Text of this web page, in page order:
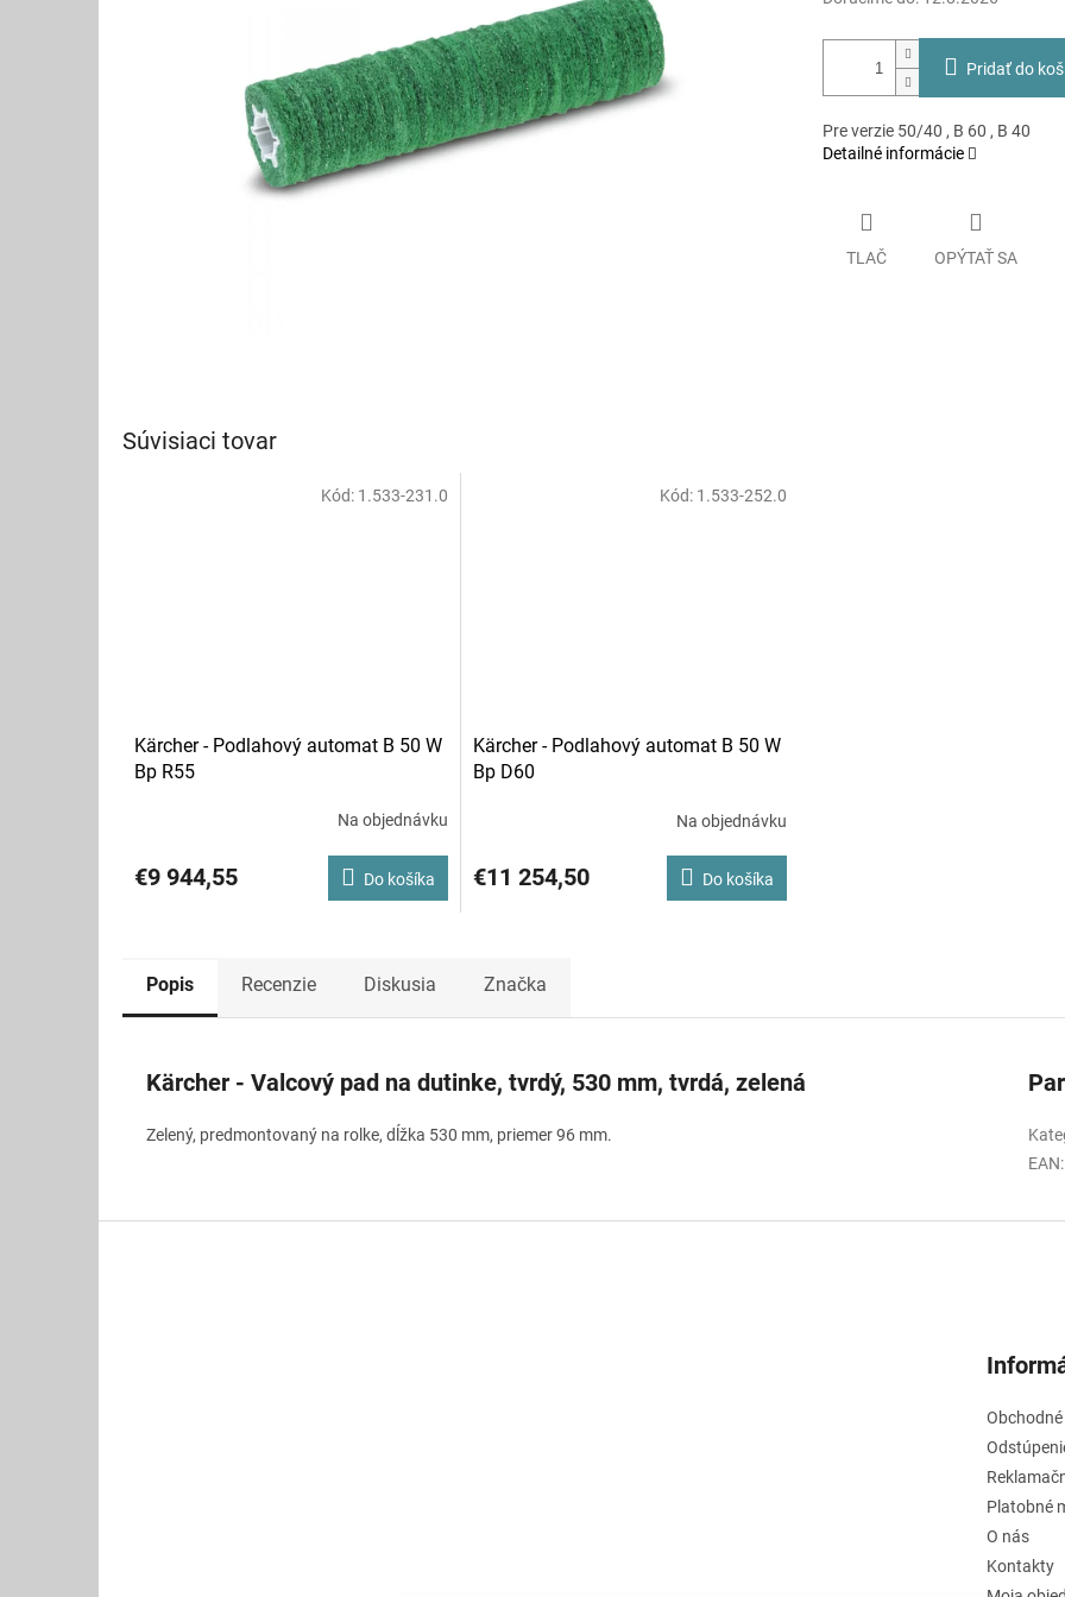
Pridať do
Pre verzie 50/40 , B 60 , B 40
Detailné informácie
TLAČ OPÝTAŤ SA
Súvisiaci tovar
Kärcher - Podlahový automat B 50 W
Bp R55
Na objednávku
€9 944,55 Do košíka
Kód: 1.533-231.0
Kärcher - Podlahový automat B 50 W
Bp D60
Na objednávku
€11 254,50 Do košíka
Kód: 1.533-252.0
Popis Recenzie Diskusia Značka
Kärcher - Valcový pad na dutinke, tvrdý, 530 mm, tvrdá, zelená
Zelený, predmontovaný na rolke, dĺžka 530 mm, priemer 96 mm.
EAN:
Platobné
O nás
Kontakty